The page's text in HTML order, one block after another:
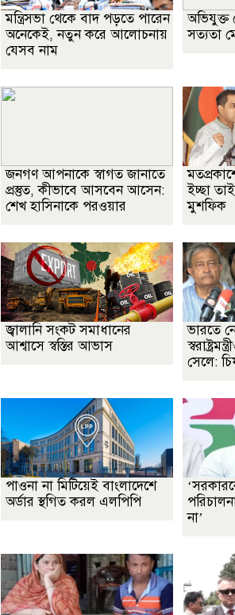
মন্ত্রিসভা থেকে বাদ পড়তে পারেন
অনেকেই, নতুন করে আলোচনায়
যেসব নাম
অভিযুক্ত
সত্যতা
জনগণ আপনাকে স্বাগত জানাতে
প্রস্তুত, কীভাবে আসবেন আসেন:
শেখ হাসিনাকে পরওয়ার
ইচ্ছা
মুশফিক
জ্বালানি সংকট সমাধানের
আশ্বাসে স্বস্তির আভাস
ভারতে
সেলে:
পাওনা না মিটিয়েই বাংলাদেশে
অর্ডার স্থগিত করল এলপিপি
না’